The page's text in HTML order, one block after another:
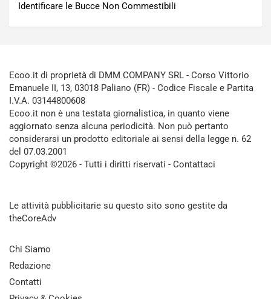
Identificare le Bucce Non Commestibili
Ecoo.it di proprietà di DMM COMPANY SRL - Corso Vittorio
Emanuele II, 13, 03018 Paliano (FR) - Codice Fiscale e Partita
I.V.A. 03144800608
Ecoo.it non è una testata giornalistica, in quanto viene
aggiornato senza alcuna periodicità. Non può pertanto
considerarsi un prodotto editoriale ai sensi della legge n. 62
del 07.03.2001
Copyright ©2026 - Tutti i diritti riservati - Contattaci
Le attività pubblicitarie su questo sito sono gestite da
theCoreAdv
Chi Siamo
Redazione
Contatti